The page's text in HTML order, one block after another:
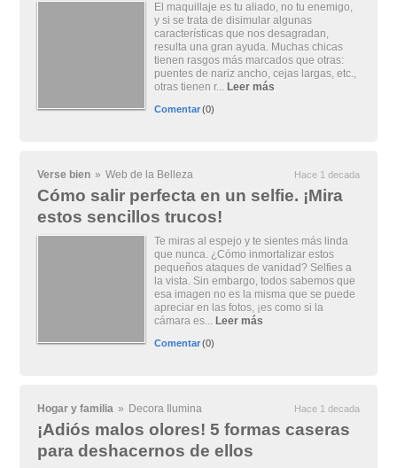
El maquillaje es tu aliado, no tu enemigo,
y si se trata de disimular algunas
características que nos desagradan,
resulta una gran ayuda. Muchas chicas
tienen rasgos más marcados que otras:
puentes de nariz ancho, cejas largas, etc.,
otras tienen r... Leer más
Comentar(0)
Verse bien » Web de la Belleza Hace 1 decada
Cómo salir perfecta en un selfie. ¡Mira
estos sencillos trucos!
Te miras al espejo y te sientes más linda
que nunca. ¿Cómo inmortalizar estos
pequeños ataques de vanidad? Selfies a
la vista. Sin embargo, todos sabemos que
esa imagen no es la misma que se puede
apreciar en las fotos, ¡es como si la
cámara es... Leer más
Comentar(0)
Hogar y familia » Decora Ilumina Hace 1 decada
¡Adiós malos olores! 5 formas caseras
para deshacernos de ellos